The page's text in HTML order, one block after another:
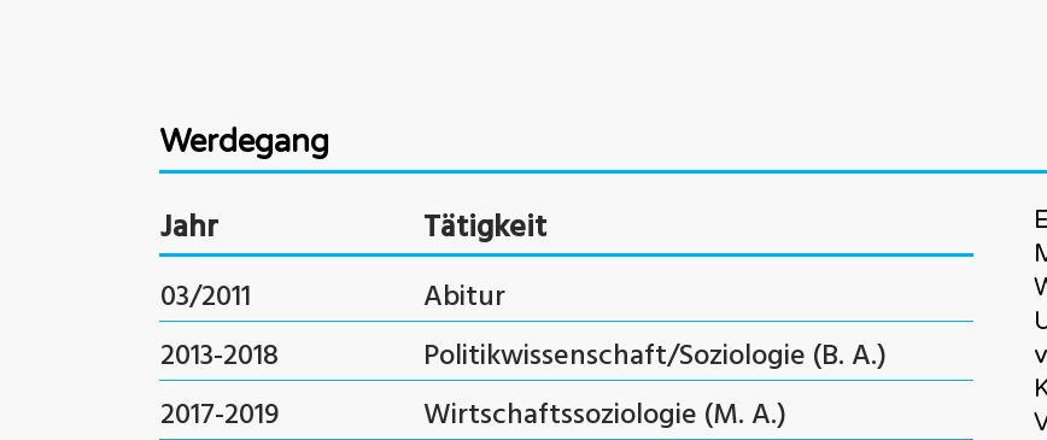
Werdegang
Jahr Tätigkeit
03/2011
Abitur
2013-2018
Politikwissenschaft/Soziologie (B. A.)
2017-2019
Wirtschaftssoziologie (M. A.)